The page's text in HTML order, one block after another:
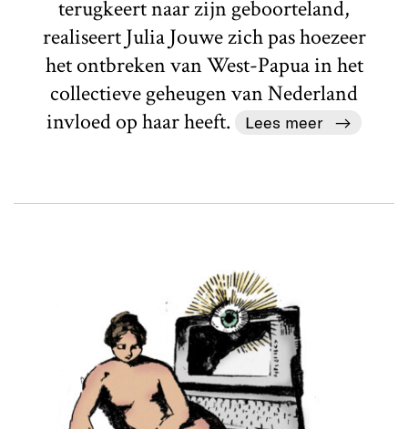
terugkeert naar zijn geboorteland,
realiseert Julia Jouwe zich pas hoezeer
het ontbreken van West-Papua in het
collectieve geheugen van Nederland
invloed op haar heeft.
Lees meer